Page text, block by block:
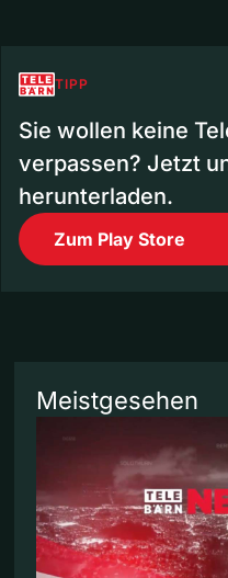
TIPP
Sie wollen keine
verpassen? Jetzt
herunterladen.
Zum Play Store
Meistgesehen